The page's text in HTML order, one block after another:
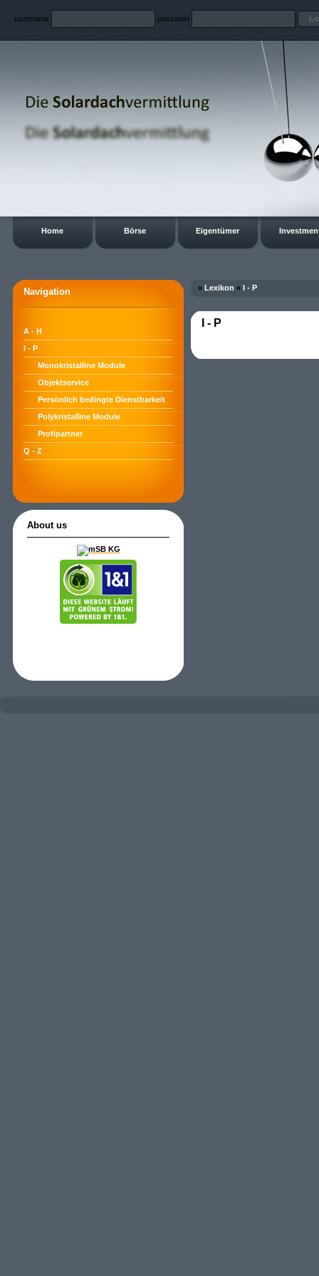
username passwort
Home Börse Eigentümer
Navigation
A - H
I - P
Monokristalline Module
Objektservice
Persönlich bedingte Dienstbarkeit
Polykristalline Module
Profipartner
Q - Z
About us
» Lexikon » I - P
I - P